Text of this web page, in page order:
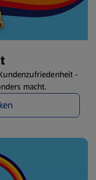
-
macht.